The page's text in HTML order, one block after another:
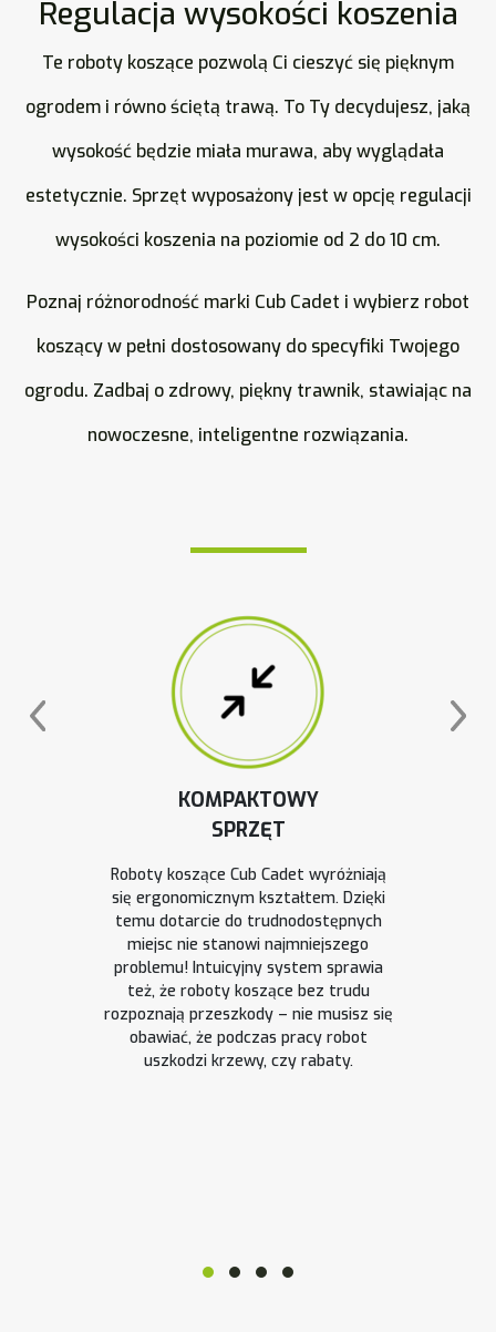
Regulacja wysokości koszenia
Te roboty koszące pozwolą Ci cieszyć się pięknym
ogrodem i równo ściętą trawą. To Ty decydujesz, jaką
wysokość będzie miała murawa, aby wyglądała
estetycznie. Sprzęt wyposażony jest w opcję regulacji
wysokości koszenia na poziomie od 2 do 10 cm.
Poznaj różnorodność marki Cub Cadet i wybierz robot
koszący w pełni dostosowany do specyfiki Twojego
ogrodu. Zadbaj o zdrowy, piękny trawnik, stawiając na
nowoczesne, inteligentne rozwiązania.
KOMPAKTOWY
SPRZĘT
Roboty koszące Cub Cadet wyróżniają
się ergonomicznym kształtem. Dzięki
temu dotarcie do trudnodostępnych
miejsc nie stanowi najmniejszego
problemu! Intuicyjny system sprawia
też, że roboty koszące bez trudu
rozpoznają przeszkody – nie musisz się
obawiać, że podczas pracy robot
uszkodzi krzewy, czy rabaty.